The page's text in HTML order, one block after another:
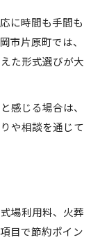
に時間も手間も
市片原町では、
た形式選びが大
感じる場合は、
や相談を通じて
場利用料、火葬
目で節約ポイン